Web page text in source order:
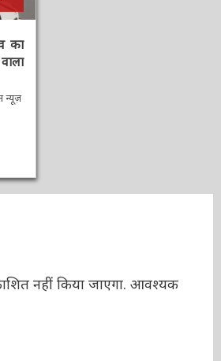
का
नहीं किया जाएगा. आवश्यक